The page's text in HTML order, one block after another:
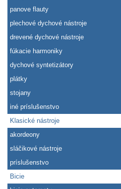
panove flauty
plechové dychové nástroje
drevené dychové nástroje
fúkacie harmoniky
dychové syntetizátory
plátky
stojany
iné príslušenstvo
Klasické nástroje
akordeony
sláčikové nástroje
príslušenstvo
Bicie